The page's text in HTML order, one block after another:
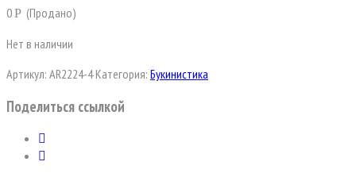
0Р (Продано)
Нет в наличии
Артикул: AR2224-4 Категория: Букинистика
Поделиться ссылкой